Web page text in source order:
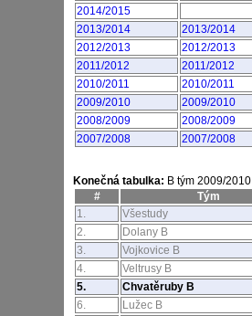
2014/2015
2013/2014
2013/2014
2012/2013
2012/2013
2011/2012
2011/2012
2010/2011
2010/2011
2009/2010
2009/2010
2008/2009
2008/2009
2007/2008
2007/2008
Konečná tabulka: B tým 2009/2010
#
Tým
1.
Všestudy
2.
Dolany B
3.
Vojkovice B
4.
Veltrusy B
5.
Chvatěruby B
6.
Lužec B